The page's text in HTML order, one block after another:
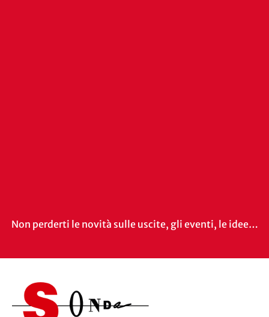
Non perderti le novità sulle uscite, gli eventi, le idee…